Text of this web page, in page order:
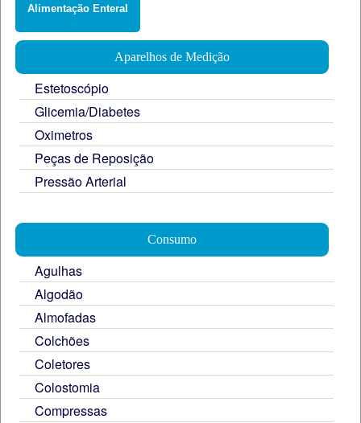
Alimentação Enteral
Aparelhos de Medição
Estetoscópio
Glicemia/Diabetes
Oximetros
Peças de Reposição
Pressão Arterial
Consumo
Agulhas
Algodão
Almofadas
Colchões
Coletores
Colostomia
Compressas